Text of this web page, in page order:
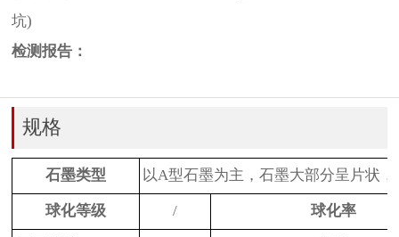
坑)
检测报告：
规格
石墨类型 以A型石墨为主，石墨大部分呈片状
球化等级 / 球化率